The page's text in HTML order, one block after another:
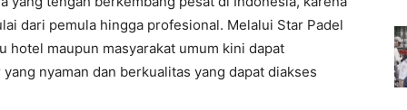
dari pemula hingga profesional. Melalui Star Padel
hotel maupun masyarakat umum kini dapat
nyaman dan berkualitas yang dapat diakses